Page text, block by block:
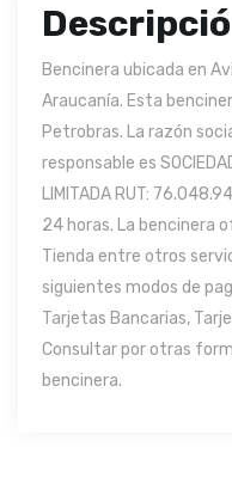
Bencinera ubicada en
Araucanía. Esta
Petrobras. La razón
responsable es
LIMITADA RUT:
24 horas. La bencinera
Tienda entre otros
siguientes modos de
Tarjetas Bancarias,
Consultar por otras
bencinera.